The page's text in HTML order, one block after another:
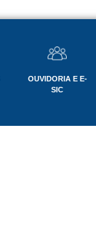
OUVIDORIA E E-
SIC